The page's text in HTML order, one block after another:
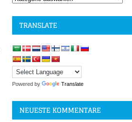
TRANSLATE
Powered by Translate
NEUESTE KOMMENTARE